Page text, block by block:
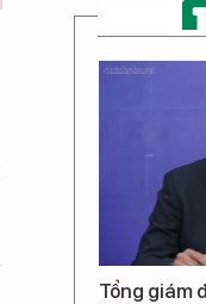
Tổng giám